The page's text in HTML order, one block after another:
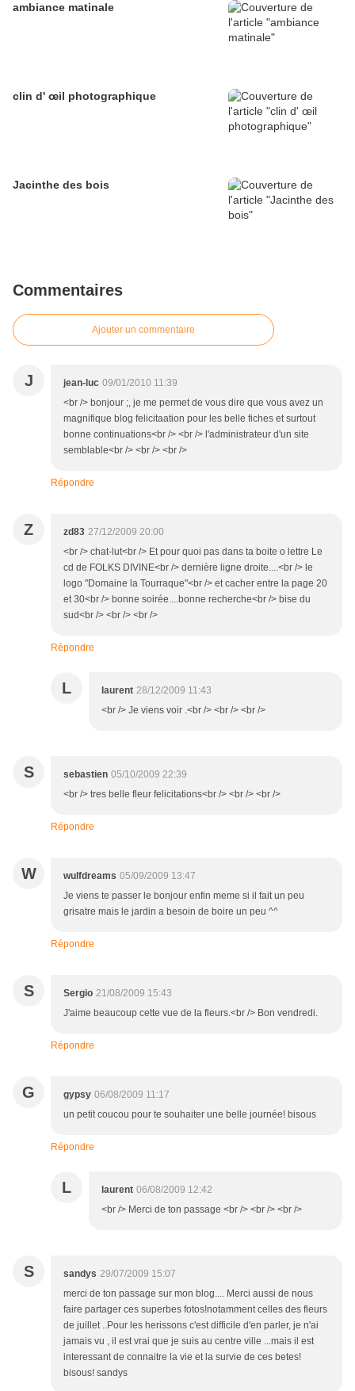
ambiance matinale
clin d' œil photographique
Jacinthe des bois
Commentaires
Ajouter un commentaire
J jean-luc 09/01/2010 11:39
<br /> bonjour ;, je me permet de vous dire que vous avez un
magnifique blog felicitaation pour les belle fiches et surtout
bonne continuations<br /> <br /> l'administrateur d'un site
semblable<br /> <br /> <br />
Répondre
Z zd83 27/12/2009 20:00
<br /> chat-lut<br /> Et pour quoi pas dans ta boite o lettre Le
cd de FOLKS DIVINE<br /> dernière ligne droite....<br /> le
logo "Domaine la Tourraque"<br /> et cacher entre la page 20
et 30<br /> bonne soirée....bonne recherche<br /> bise du
sud<br /> <br /> <br />
Répondre
L laurent 28/12/2009 11:43
<br /> Je viens voir .<br /> <br /> <br />
S sebastien 05/10/2009 22:39
<br /> tres belle fleur felicitations<br /> <br /> <br />
Répondre
W wulfdreams 05/09/2009 13:47
Je viens te passer le bonjour enfin meme si il fait un peu
grisatre mais le jardin a besoin de boire un peu ^^
Répondre
S Sergio 21/08/2009 15:43
J'aime beaucoup cette vue de la fleurs.<br /> Bon vendredi.
Répondre
G gypsy 06/08/2009 11:17
un petit coucou pour te souhaiter une belle journée! bisous
Répondre
L laurent 06/08/2009 12:42
<br /> Merci de ton passage <br /> <br /> <br />
S sandys 29/07/2009 15:07
merci de ton passage sur mon blog.... Merci aussi de nous
faire partager ces superbes fotos!notamment celles des fleurs
de juillet ..Pour les herissons c'est difficile d'en parler, je n'ai
jamais vu , il est vrai que je suis au centre ville ...mais il est
interessant de connaitre la vie et la survie de ces betes!
bisous! sandys